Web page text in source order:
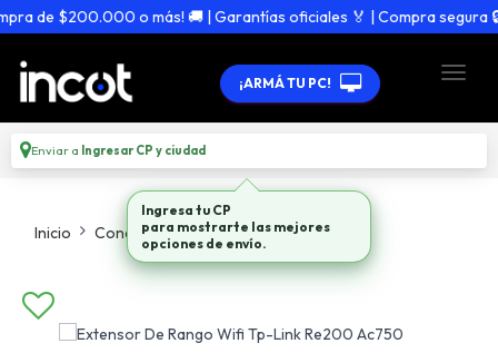
de $200.000 o más! 🚚 | Garantías oficiales 🏅 | Compra segura 🔒
¡ARMÁ TU PC!
Enviar a Ingresar CP y ciudad
Inicio Conectividad Extensores Wifi
Ingresa tu CP
para mostrarte las mejores
opciones de envío.